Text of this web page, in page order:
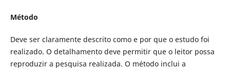
Método
Deve ser claramente descrito como e por que o estudo foi
realizado. O detalhamento deve permitir que o leitor possa
reproduzir a pesquisa realizada. O método inclui a